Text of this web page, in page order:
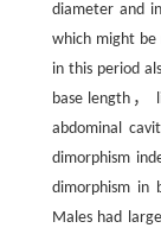
diameter and
which might be
in this period
base length，
abdominal
dimorphism
dimorphism in
Males had